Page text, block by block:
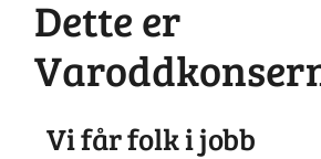
Dette er
Vi får folk i jobb